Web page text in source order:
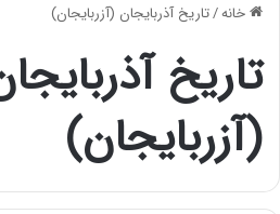
خانه/تاریخ آذربایجان (آزربایجان)
تاریخ
(آزربایجان)